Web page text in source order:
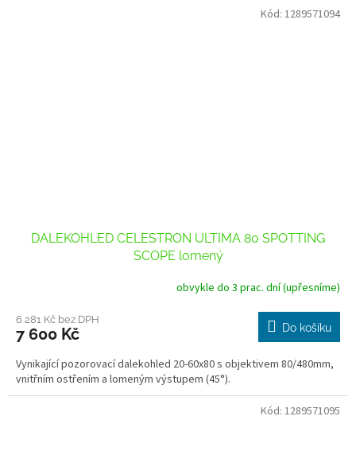
DALEKOHLED CELESTRON ULTIMA 80 SPOTTING
SCOPE lomený
obvykle do 3 prac. dní (upřesníme)
6 281 Kč bez DPH
7 600 Kč Do košíku
Vynikající pozorovací dalekohled 20-60x80 s objektivem 80/480mm,
vnitřním ostřením a lomeným výstupem (45°).
Kód: 1289571094
Kód: 1289571095